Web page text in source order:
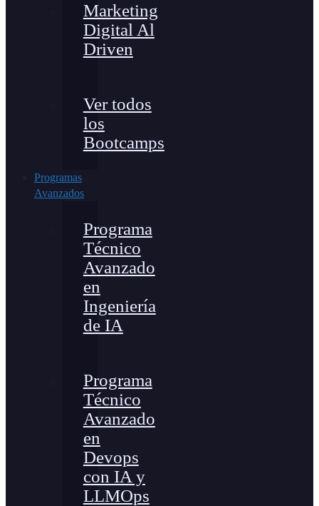
Marketing
Digital Al
Driven
Ver todos
los
Bootcamps
Programas
Avanzados
Programa
Técnico
Avanzado
en
Ingeniería
de IA
Programa
Técnico
Avanzado
en
Devops
con IA y
LLMOps